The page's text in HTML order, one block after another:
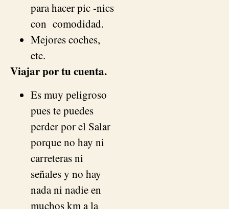
para hacer pic -nics
con comodidad.
Mejores coches,
etc.
Viajar por tu cuenta.
Es muy peligroso
pues te puedes
perder por el Salar
porque no hay ni
carreteras ni
señales y no hay
nada ni nadie en
muchos km a la